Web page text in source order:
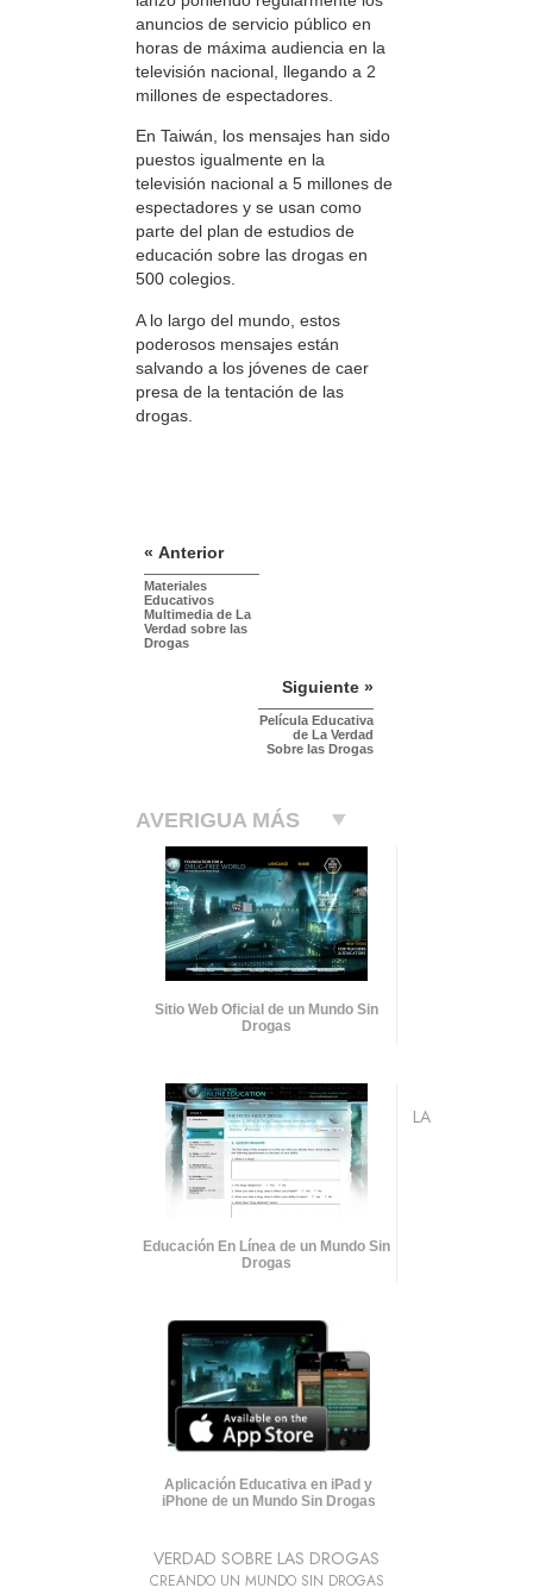
anuncios de servicio público en
horas de máxima audiencia en la
televisión nacional, llegando a 2
millones de espectadores.
En Taiwán, los mensajes han sido
puestos igualmente en la
televisión nacional a 5 millones de
espectadores y se usan como
parte del plan de estudios de
educación sobre las drogas en
500 colegios.
A lo largo del mundo, estos
poderosos mensajes están
salvando a los jóvenes de caer
presa de la tentación de las
drogas.
« Anterior
Materiales
Educativos
Multimedia de La
Verdad sobre las
Drogas
Siguiente »
Película Educativa
de La Verdad
Sobre las Drogas
AVERIGUA MÁS
Sitio Web Oficial de un Mundo Sin
Drogas
Educación En Línea de un Mundo Sin
Drogas
Aplicación Educativa en iPad y
iPhone de un Mundo Sin Drogas
LA
VERDAD SOBRE LAS DROGAS
CREANDO UN MUNDO SIN DROGAS